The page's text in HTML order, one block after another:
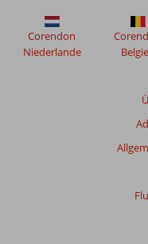
Corendon
Niederlande